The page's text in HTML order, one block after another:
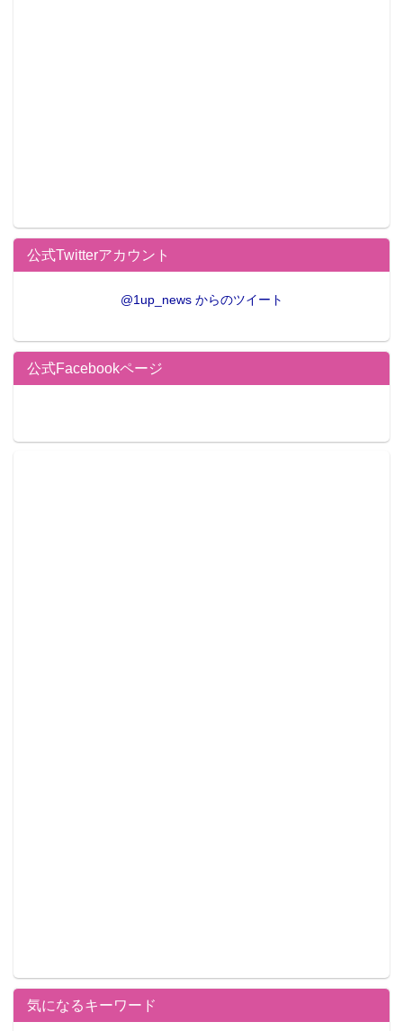
公式Twitterアカウント
@1up_news からのツイート
公式Facebookページ
気になるキーワード